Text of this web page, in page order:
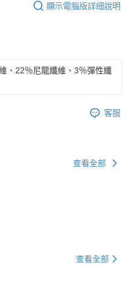
顯示電腦版詳細說明
、22％尼龍纖維、3％彈性纖
客服
查看全部
查看全部